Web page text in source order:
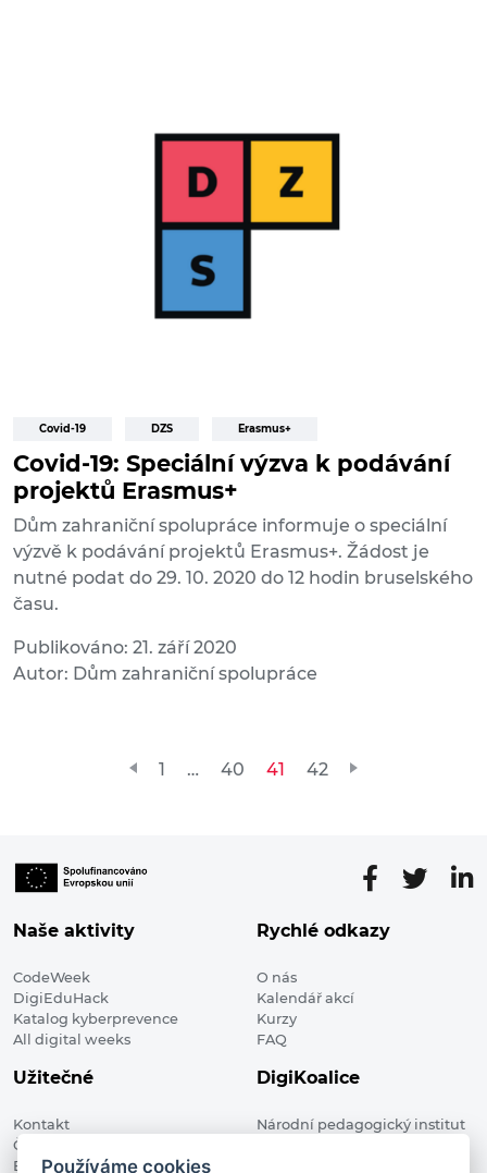
Covid-19 DZS Erasmus+
Covid-19: Speciální výzva k podávání
projektů Erasmus+
Dům zahraniční spolupráce informuje o speciální
výzvě k podávání projektů Erasmus+. Žádost je
nutné podat do 29. 10. 2020 do 12 hodin bruselského
času.
Publikováno: 21. září 2020
Autor: Dům zahraniční spolupráce
Stránkování
1 … 40 41 42
Naše aktivity
CodeWeek
DigiEduHack
Katalog kyberprevence
All digital weeks
Rychlé odkazy
O nás
Kalendář akcí
Kurzy
FAQ
Užitečné
Kontakt
Členské organizace
Blog
DigiKoalice
Národní pedagogický institut
Používáme cookies